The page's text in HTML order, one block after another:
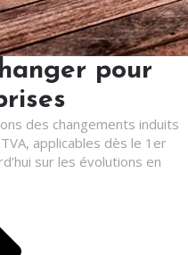
pour
des changements induits
applicables dès le 1er
sur les évolutions en